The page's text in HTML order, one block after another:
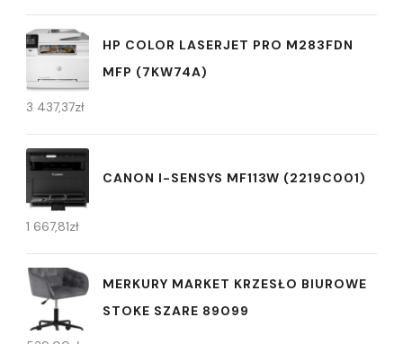
HP COLOR LASERJET PRO M283FDN
MFP (7KW74A)
3 437,37zł
CANON I-SENSYS MF113W (2219C001)
1 667,81zł
MERKURY MARKET KRZESŁO BIUROWE
STOKE SZARE 89099